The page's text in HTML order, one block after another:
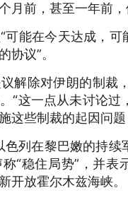
月前，甚至一年前
可能在今天达成，
协议”。
解除对伊朗的制裁
“这一点从未讨论
这些制裁的起因问
色列在黎巴嫩的持
“稳住局势”，并表
开放霍尔木兹海峡。